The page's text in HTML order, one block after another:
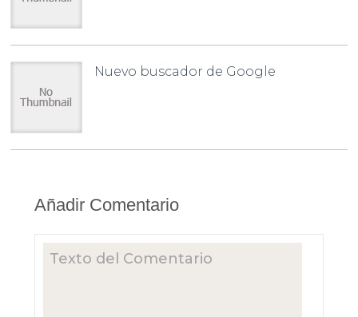
Nuevo buscador de Google
Añadir Comentario